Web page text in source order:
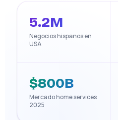
5.2M
Negocios hispanos en
USA
$800B
Mercado home services
2025